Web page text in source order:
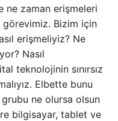
ne zaman erişmeleri
Bizim için
erişmeliyiz? Ne
Nasıl
teknolojinin sınırsız
Elbette bunu
ne olursa olsun
bilgisayar, tablet ve